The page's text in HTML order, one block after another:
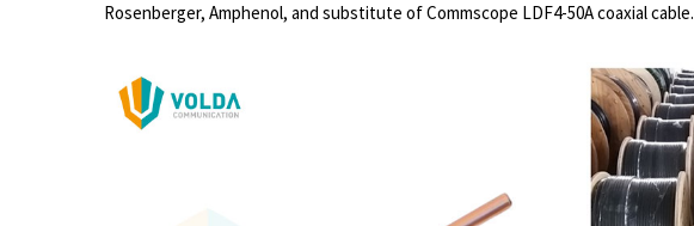
Rosenberger, Amphenol, and substitute of Commscope LDF4-50A coaxial cable.